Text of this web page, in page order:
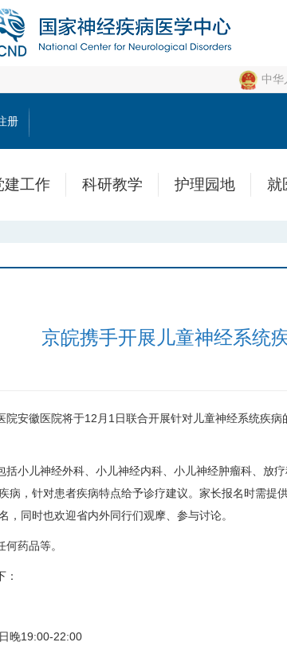
中华
册
建工作 科研教学 护理园地 就
京皖携手开展儿童神经系统
安徽医院将于12月1日联合开展针对儿童神经系统疾病
括小儿神经外科 、小儿神经内科 、小儿神经肿瘤科、 放
病，针对患者疾病特点给予诊疗建议。家长报名时需提
，同时也欢迎省内外同行们观摩、参与讨论。
药品等。
晚19:00-22:00